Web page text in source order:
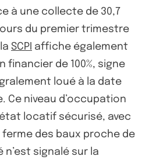
à une collecte de 30,7
du premier trimestre
SCPI affiche également
financier de 100%, signe
loué à la date
Ce niveau d’occupation
état locatif sécurisé, avec
des baux proche de
n’est signalé sur la